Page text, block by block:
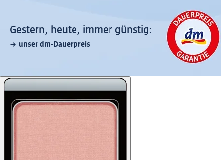
Gestern, heute, immer günstig:
unser dm-Dauerpreis